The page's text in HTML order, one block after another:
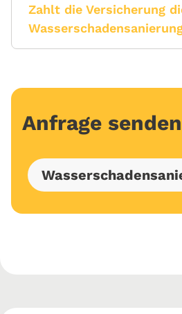
Zahlt die Versicherung
Anfrage senden